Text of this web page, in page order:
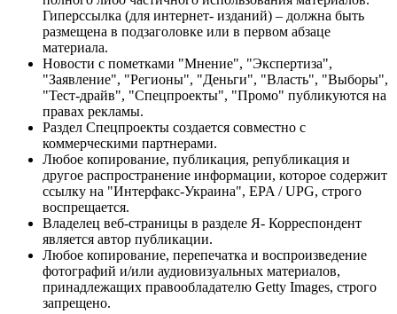
Гиперссылка (для интернет- изданий) – должна быть
размещена в подзаголовке или в первом абзаце
материала.
Новости с пометками "Мнение", "Экспертиза",
"Заявление", "Регионы", "Деньги", "Власть", "Выборы",
"Тест-драйв", "Спецпроекты", "Промо" публикуются на
правах рекламы.
Раздел Спецпроекты создается совместно с
коммерческими партнерами.
Любое копирование, публикация, републикация и
другое распространение информации, которое содержит
ссылку на "Интерфакс-Украина", EPA / UPG, строго
воспрещается.
Владелец веб-страницы в разделе Я- Корреспондент
является автор публикации.
Любое копирование, перепечатка и воспроизведение
фотографий и/или аудиовизуальных материалов,
принадлежащих правообладателю Getty Images, строго
запрещено.